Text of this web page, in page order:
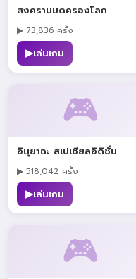
สงครามมดครองโลก
▶ 73,836 ครั้ง
▶เล่นเกม
🎮
อินุยาฉะ สเปเชียลอิดิชั่น
▶ 518,042 ครั้ง
▶เล่นเกม
🎮